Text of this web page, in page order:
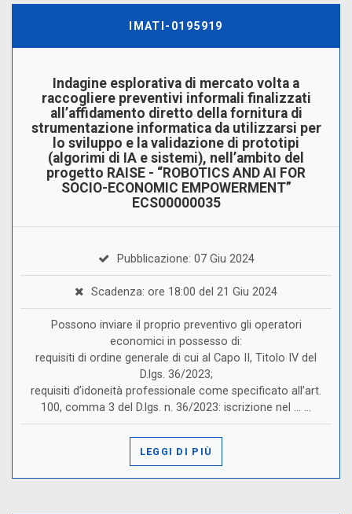
IMATI-0195919
Indagine esplorativa di mercato volta a
raccogliere preventivi informali finalizzati
all’affidamento diretto della fornitura di
strumentazione informatica da utilizzarsi per
lo sviluppo e la validazione di prototipi
(algorimi di IA e sistemi), nell’ambito del
progetto RAISE - “ROBOTICS AND AI FOR
SOCIO-ECONOMIC EMPOWERMENT”
ECS00000035
Pubblicazione: 07 Giu 2024
Scadenza: ore 18:00 del 21 Giu 2024
Possono inviare il proprio preventivo gli operatori
economici in possesso di:
requisiti di ordine generale di cui al Capo II, Titolo IV del
D.lgs. 36/2023;
requisiti d’idoneità professionale come specificato all’art.
100, comma 3 del D.lgs. n. 36/2023: iscrizione nel ... ...
LEGGI DI PIÙ